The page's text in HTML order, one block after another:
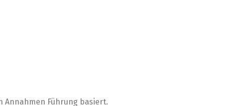
Annahmen Führung basiert.